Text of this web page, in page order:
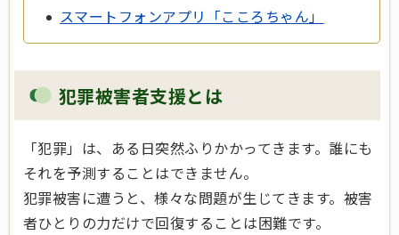
スマートフォンアプリ「こころちゃん」
犯罪被害者支援とは
「犯罪」は、ある日突然ふりかかってきます。誰にも
それを予測することはできません。
犯罪被害に遭うと、様々な問題が生じてきます。被害
者ひとりの力だけで回復することは困難です。